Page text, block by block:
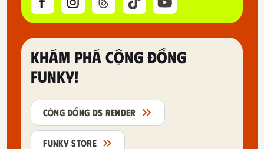
KHÁM PHÁ CỘNG ĐỒNG
FUNKY!
CỘNG ĐỒNG D5 RENDER
FUNKY STORE